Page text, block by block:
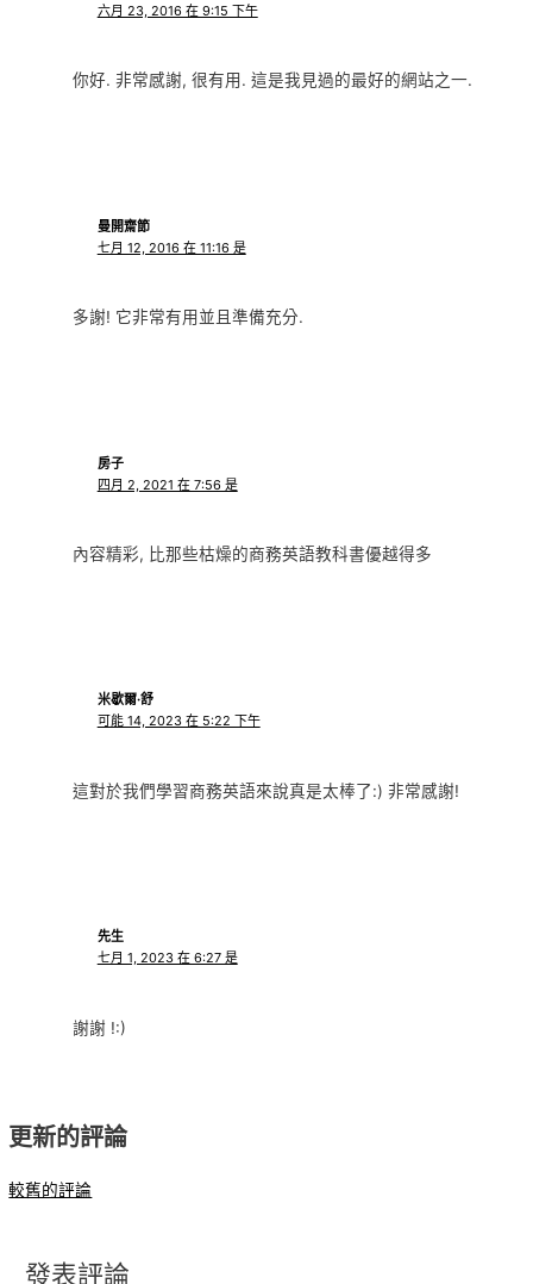
六月 23, 2016 在 9:15 下午
你好. 非常感謝, 很有用. 這是我見過的最好的網站之一.
曼開齋節
七月 12, 2016 在 11:16 是
多謝! 它非常有用並且準備充分.
房子
四月 2, 2021 在 7:56 是
內容精彩, 比那些枯燥的商務英語教科書優越得多
米歇爾·舒
可能 14, 2023 在 5:22 下午
這對於我們學習商務英語來說真是太棒了:) 非常感謝!
先生
七月 1, 2023 在 6:27 是
謝謝 !:)
更新的評論
較舊的評論
發表評論